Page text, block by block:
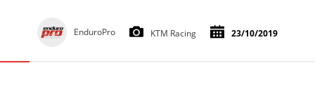
EnduroPro KTM Racing 23/10/2019